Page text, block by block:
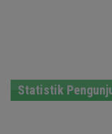
Statistik